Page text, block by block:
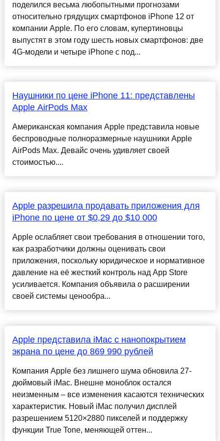
поделился весьма любопытными прогнозами
относительно грядущих смартфонов iPhone 12 от
компании Apple. По его словам, купертиновцы
выпустят в этом году шесть новых смартфонов: две
4G-модели и четыре iPhone с под...
Наушники по цене iPhone 11: представлены
Apple AirPods Max
Американская компания Apple представила новые
беспроводные полноразмерные наушники Apple
AirPods Max. Девайс очень удивляет своей
стоимостью....
Apple разрешила продавать приложения для
iPhone по цене от $0,29 до $10 000
Apple ослабляет свои требования в отношении того,
как разработчики должны оценивать свои
приложения, поскольку юридическое и нормативное
давление на её жесткий контроль над App Store
усиливается. Компания объявила о расширении
своей системы ценообра...
Apple представила iMac с нанопокрытием
экрана по цене до 869 990 рублей
Компания Apple без лишнего шума обновила 27-
дюймовый iMac. Внешне моноблок остался
неизменным – все изменения касаются технических
характеристик. Новый iMac получил дисплей
разрешением 5120×2880 пикселей и поддержку
функции True Tone, меняющей оттен...